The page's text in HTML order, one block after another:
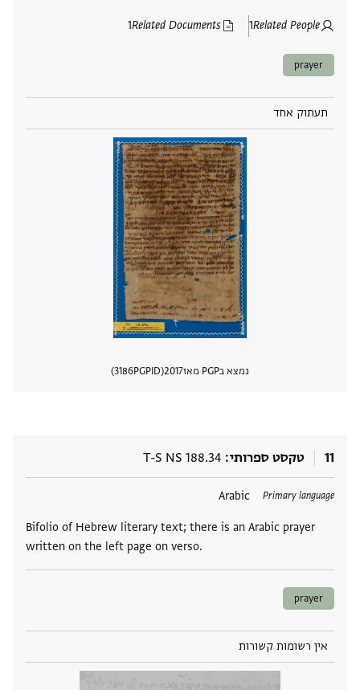
Related People
1
Related Documents
1
prayer
תעתוק אחד
נמצא בPGP מאז 2017
PGPID
3186
11 טקסט ספרותי T-S NS 188.34
Primary language
Arabic
Bifolio of Hebrew literary text; there is an Arabic prayer
written on the left page on verso.
תגים
prayer
אין רשומות קשורות